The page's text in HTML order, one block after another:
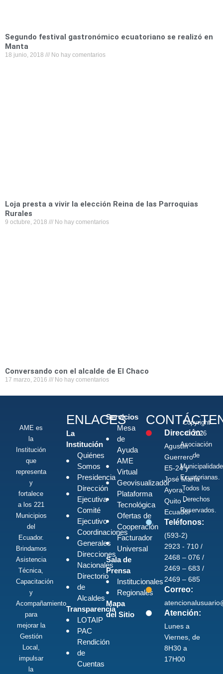
Segundo festival gastronómico ecuatoriano se realizó en
Manta
18 junio, 2018 No hay comentarios
Loja presta a vivir la elección Reina de las Parroquias
Rurales
9 octubre, 2018 No hay comentarios
Conversando con el alcalde de El Chaco
17 marzo, 2016 No hay comentarios
AME es
la
Institución
que
representa
y
fortalece
a los 221
Municipios
del
Ecuador.
Brindamos
Asistencia
Técnica,
Capacitación
y
Acompañamiento
para
mejorar la
Gestión
Local,
impulsar
la
ENLACES
La
Institución
Quiénes
Somos
Presidencia
Dirección
Ejecutiva
Comité
Ejecutivo
Coordinaciones
Generales
Direcciones
Nacionales
Directorio
de
Alcaldes
Transparencia
LOTAIP
PAC
Rendición
de
Cuentas
Servicios
Mesa
de
Ayuda
AME
Virtual
Geovisualizador
Plataforma
Tecnológica
Ofertas de
Cooperación
Facturador
Universal
Sala de
Prensa
Institucionales
Regionales
Mapa
del Sitio
Dirección:
Agustín
Guerrero
E5-24 y
José María
Ayora,
Quito -
Ecuador
Teléfonos:
(593-2)
2923 - 710 /
2468 – 076 /
2469 – 683 /
2469 – 685
Correo:
Atención:
Lunes a
Viernes, de
8H30 a
17H00
Copyright
© 2026
Asociación
de
Ecuatorianas.
Todos los
Derechos
Reservados.